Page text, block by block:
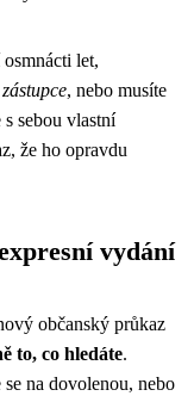
let,
, nebo musíte
sebou vlastní
že ho opravdu
vydání
občanský průkaz
to, co hledáte.
na dovolenou, nebo